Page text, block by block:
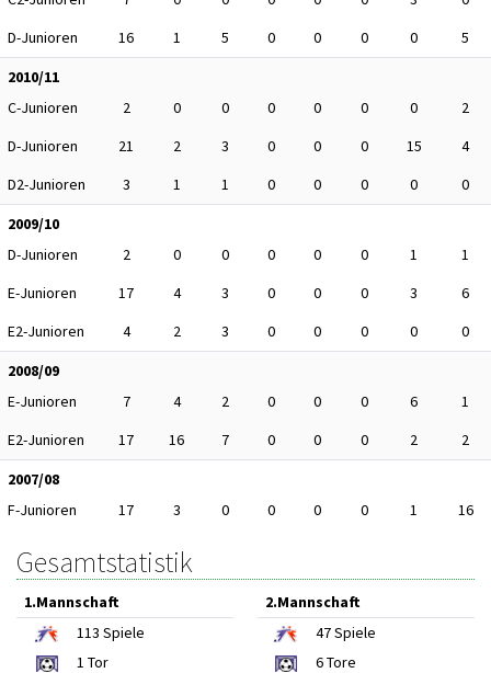
D-Junioren
16 1 5 0 0 0 0
5
2010/11
C-Junioren
2 0 0 0 0 0 0
2
D-Junioren
21 2 3 0 0 0 15
4
D2-Junioren
3 1 1 0 0 0 0
0
2009/10
D-Junioren
2 0 0 0 0 0 1
1
E-Junioren
17 4 3 0 0 0 3
6
E2-Junioren
4 2 3 0 0 0 0
0
2008/09
E-Junioren
7 4 2 0 0 0 6
1
E2-Junioren
17 16 7 0 0 0 2
2
2007/08
F-Junioren
17 3 0 0 0 0 1 16
Gesamtstatistik
1.Mannschaft
113 Spiele
1 Tor
2.Mannschaft
47Spiele
6Tore